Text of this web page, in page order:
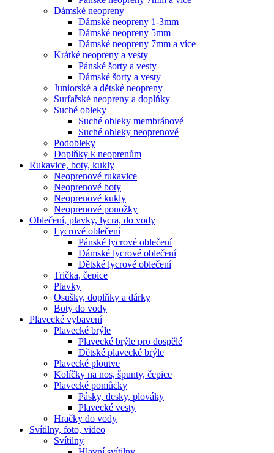
Dámské neopreny
Dámské neopreny 1-3mm
Dámské neopreny 5mm
Dámské neopreny 7mm a více
Krátké neopreny a vesty
Pánské šorty a vesty
Dámské šorty a vesty
Juniorské a dětské neopreny
Surfařské neopreny a doplňky
Suché obleky
Suché obleky membránové
Suché obleky neoprenové
Podobleky
Doplňky k neoprenům
Rukavice, boty, kukly
Neoprenové rukavice
Neoprenové boty
Neoprenové kukly
Neoprenové ponožky
Oblečení, plavky, lycra, do vody
Lycrové oblečení
Pánské lycrové oblečení
Dámské lycrové oblečení
Dětské lycrové oblečení
Trička, čepice
Plavky
Osušky, doplňky a dárky
Boty do vody
Plavecké vybavení
Plavecké brýle
Plavecké brýle pro dospělé
Dětské plavecké brýle
Plavecké ploutve
Kolíčky na nos, špunty, čepice
Plavecké pomůcky
Pásky, desky, plováky
Plavecké vesty
Hračky do vody
Svítilny, foto, video
Svítilny